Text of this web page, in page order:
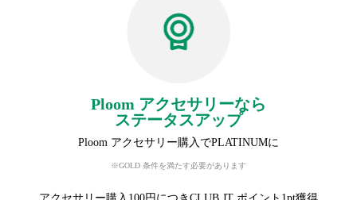
Ploom アクセサリーなら
ステータスアップ
Ploom アクセサリー購入でPLATINUMに
※GOLD 条件を満たす必要があります